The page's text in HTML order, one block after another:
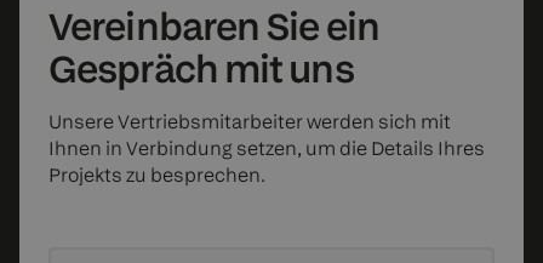
Vereinbaren Sieein
Gespräch mit uns
Unsere Vertriebsmitarbeiter werden sich mit
Ihnen in Verbindung setzen, um die Details Ihres
Projekts zu besprechen.